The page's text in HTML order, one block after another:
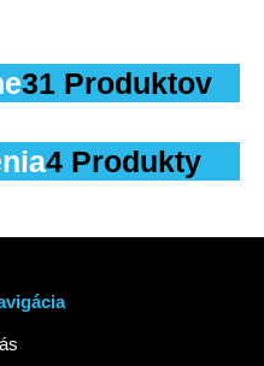
31 Produktov
4 Produkty